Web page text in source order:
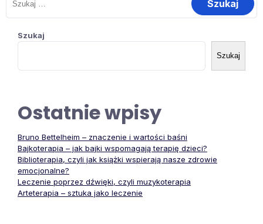
Szukaj
Szukaj
Ostatnie wpisy
Bruno Bettelheim – znaczenie i wartości baśni
Bajkoterapia – jak bajki wspomagają terapię dzieci?
Biblioterapia, czyli jak książki wspierają nasze zdrowie
emocjonalne?
Leczenie poprzez dźwięki, czyli muzykoterapia
Arteterapia – sztuka jako leczenie